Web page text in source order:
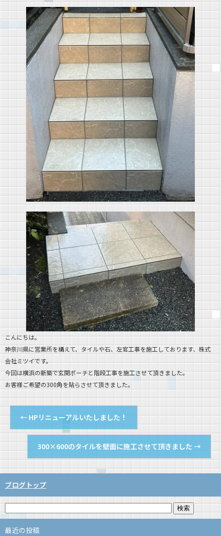
こんにちは。
神奈川県に営業所を構えて、タイルや石、左官工事を施工しております、株式
会社ミツイです。
今回は横浜の新築で玄関ポーチと階段工事を施工させて頂きました。
お客様ご希望の300角を貼らさせて頂きました。
← HPリニューアルいたしました！
300×600のタイルを壁面に施工させて頂きました →
ブログトップ
最近の投稿